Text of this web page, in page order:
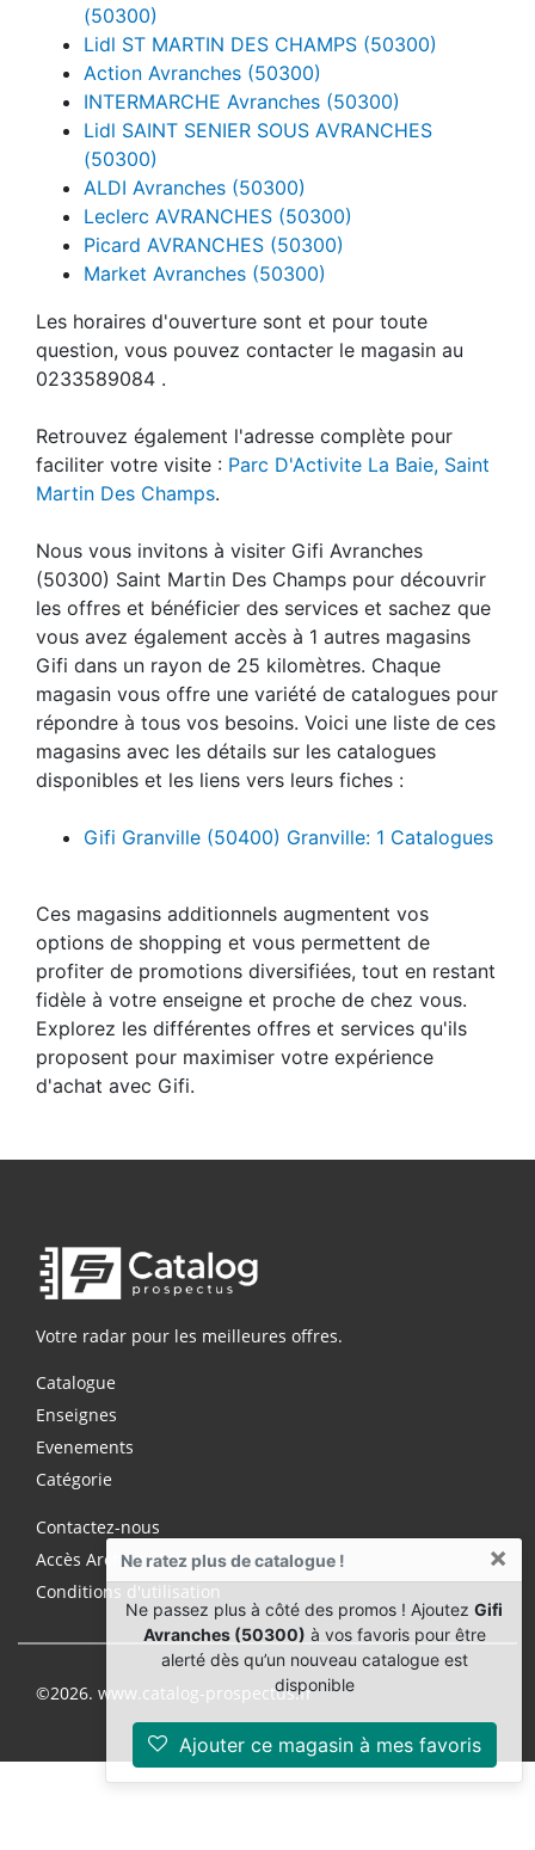
Ne ratez plus de catalogue ! ×
Ne passez plus à côté des promos ! Ajoutez Gifi
Avranches (50300) à vos favoris pour être
alerté dès qu’un nouveau catalogue est
disponible
Ajouter ce magasin à mes favoris
(50300)
Lidl ST MARTIN DES CHAMPS (50300)
Action Avranches (50300)
INTERMARCHE Avranches (50300)
Lidl SAINT SENIER SOUS AVRANCHES
(50300)
ALDI Avranches (50300)
Leclerc AVRANCHES (50300)
Picard AVRANCHES (50300)
Market Avranches (50300)
Les horaires d'ouverture sont et pour toute
question, vous pouvez contacter le magasin au
0233589084 .
Retrouvez également l'adresse complète pour
faciliter votre visite : Parc D'Activite La Baie, Saint
Martin Des Champs.
Nous vous invitons à visiter Gifi Avranches
(50300) Saint Martin Des Champs pour découvrir
les offres et bénéficier des services et sachez que
vous avez également accès à 1 autres magasins
Gifi dans un rayon de 25 kilomètres. Chaque
magasin vous offre une variété de catalogues pour
répondre à tous vos besoins. Voici une liste de ces
magasins avec les détails sur les catalogues
disponibles et les liens vers leurs fiches :
Gifi Granville (50400) Granville: 1 Catalogues
Ces magasins additionnels augmentent vos
options de shopping et vous permettent de
profiter de promotions diversifiées, tout en restant
fidèle à votre enseigne et proche de chez vous.
Explorez les différentes offres et services qu'ils
proposent pour maximiser votre expérience
d'achat avec Gifi.
Votre radar pour les meilleures offres.
Catalogue
Enseignes
Evenements
Catégorie
Contactez-nous
Accès Archives Premium
Conditions d'utilisation
©2026. www.catalog-prospectus.fr